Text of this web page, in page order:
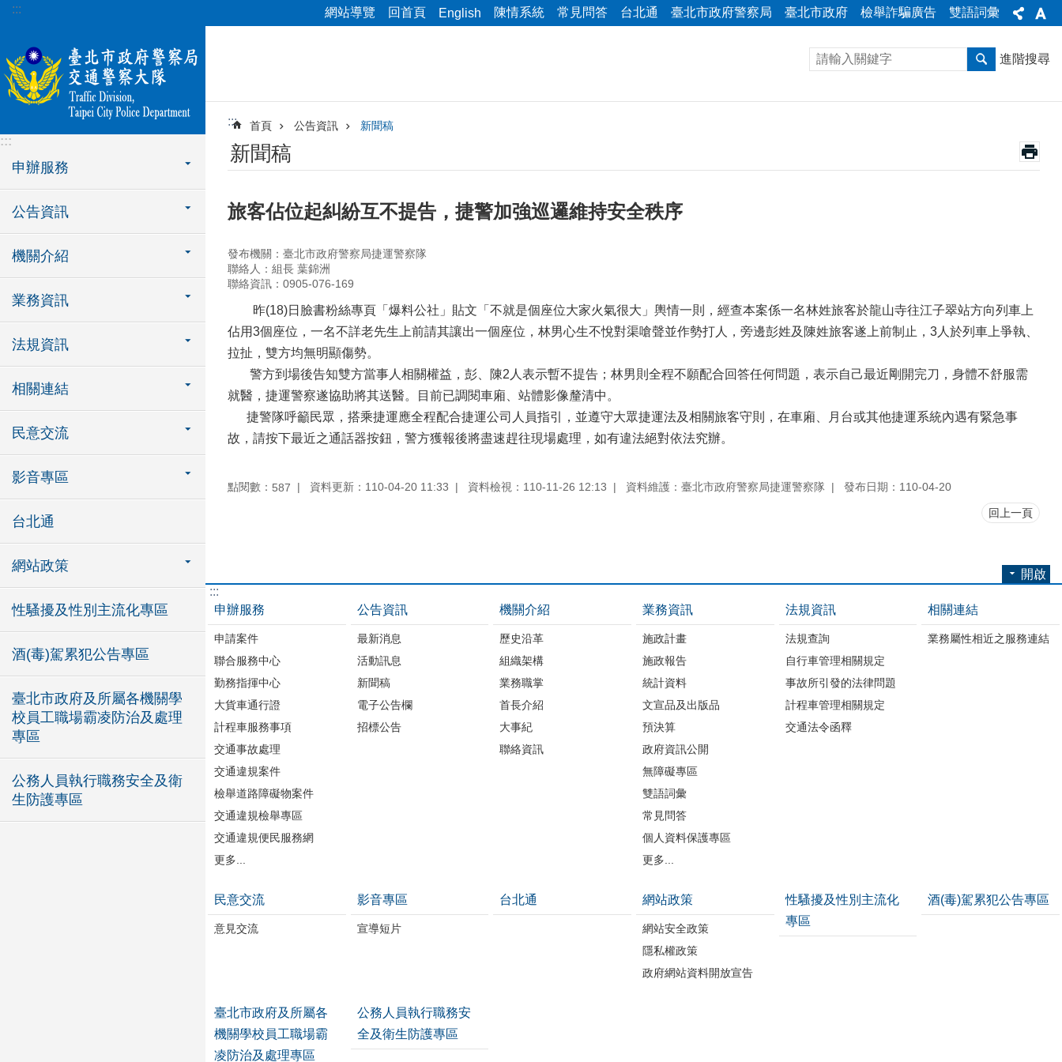
跳到主要內容區塊
::: 網站導覽 回首頁 English 陳情系統 常見問答 台北通 臺北市政府警察局 臺北市政府 檢舉詐騙廣告 雙語詞彙
:::
申辦服務
公告資訊
機關介紹
業務資訊
法規資訊
相關連結
民意交流
影音專區
台北通
網站政策
性騷擾及性別主流化專區
酒(毒)駕累犯公告專區
臺北市政府及所屬各機關學
校員工職場霸凌防治及處理
專區
公務人員執行職務安全及衛
生防護專區
進階搜尋
::: 首頁 公告資訊 新聞稿
新聞稿
旅客佔位起糾紛互不提告，捷警加強巡邏維持安全秩序
發布機關：臺北市政府警察局捷運警察隊
聯絡人：組長 葉錦洲
聯絡資訊：0905-076-169
昨(18)日臉書粉絲專頁「爆料公社」貼文「不就是個座位大家火氣很大」輿情一則，經查本案係一名林姓旅客於龍山寺往江子翠站方向列車上
佔用3個座位，一名不詳老先生上前請其讓出一個座位，林男心生不悅對渠嗆聲並作勢打人，旁邊彭姓及陳姓旅客遂上前制止，3人於列車上爭執、
拉扯，雙方均無明顯傷勢。
警方到場後告知雙方當事人相關權益，彭、陳2人表示暫不提告；林男則全程不願配合回答任何問題，表示自己最近剛開完刀，身體不舒服需
就醫，捷運警察遂協助將其送醫。目前已調閱車廂、站體影像釐清中。
捷警隊呼籲民眾，搭乘捷運應全程配合捷運公司人員指引，並遵守大眾捷運法及相關旅客守則，在車廂、月台或其他捷運系統內遇有緊急事
故，請按下最近之通話器按鈕，警方獲報後將盡速趕往現場處理，如有違法絕對依法究辦。
點閱數： 587 資料更新：110-04-20 11:33 資料檢視：110-11-26 12:13 資料維護：臺北市政府警察局捷運警察隊 發布日期：110-04-20
回上一頁
開啟
:::
申辦服務
申請案件
聯合服務中心
勤務指揮中心
大貨車通行證
計程車服務事項
交通事故處理
交通違規案件
檢舉道路障礙物案件
交通違規檢舉專區
交通違規便民服務網
更多...
公告資訊
最新消息
活動訊息
新聞稿
電子公告欄
招標公告
機關介紹
歷史沿革
組織架構
業務職掌
首長介紹
大事紀
聯絡資訊
業務資訊
施政計畫
施政報告
統計資料
文宣品及出版品
預決算
政府資訊公開
無障礙專區
雙語詞彙
常見問答
個人資料保護專區
更多...
法規資訊
法規查詢
自行車管理相關規定
事故所引發的法律問題
計程車管理相關規定
交通法令函釋
相關連結
業務屬性相近之服務連結
民意交流
意見交流
影音專區
宣導短片
台北通 網站政策
網站安全政策
隱私權政策
政府網站資料開放宣告
性騷擾及性別主流化
專區
酒(毒)駕累犯公告專區
臺北市政府及所屬各
機關學校員工職場霸
凌防治及處理專區
公務人員執行職務安
全及衛生防護專區